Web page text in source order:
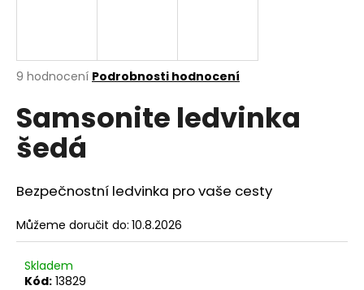
Průměrné
produktu
je
5,0
z
hvězdiček.
9 hodnocení Podrobnosti hodnocení
Samsonite ledvinka
šedá
Bezpečnostní ledvinka pro vaše cesty
Můžeme doručit do: 10.8.2026
Skladem
Kód: 13829
í
t
?
HLEDAT
D
o